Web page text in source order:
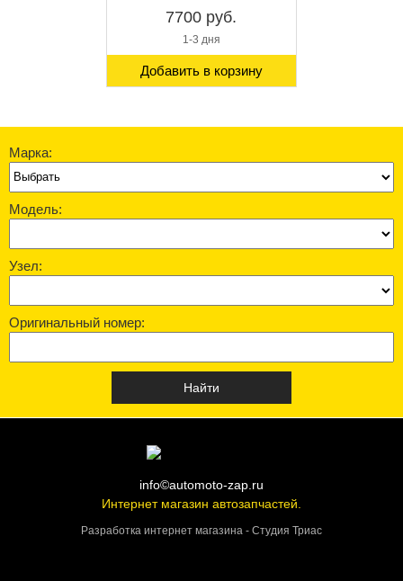
7700 руб.
1-3 дня
Добавить в корзину
Марка:
Модель:
Узел:
Оригинальный номер:
info©automoto-zap.ru
Интернет магазин автозапчастей.
Разработка интернет магазина - Студия Триас